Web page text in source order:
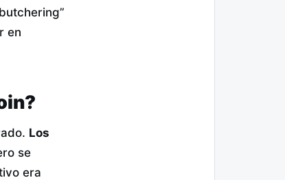
en
Los
se
era